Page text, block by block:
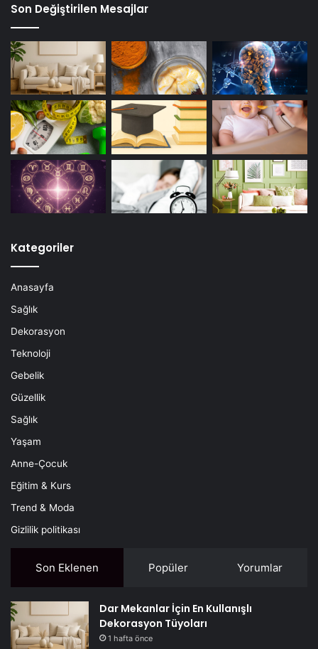
Son Değiştirilen Mesajlar
Kategoriler
Anasayfa
Sağlık
Dekorasyon
Teknoloji
Gebelik
Güzellik
Sağlık
Yaşam
Anne-Çocuk
Eğitim & Kurs
Trend & Moda
Gizlilik politikası
Son Eklenen Popüler Yorumlar
Dar Mekanlar İçin En Kullanışlı
Dekorasyon Tüyoları
1 hafta önce